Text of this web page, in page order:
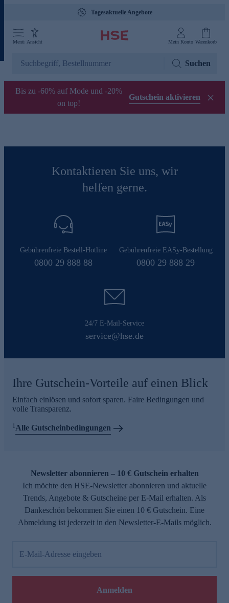
Tagesaktuelle Angebote
Menü Ansicht Mein Konto Warenkorb
Suchen
Bis zu -60% auf Mode und -20%
on top!
Gutschein aktivieren
Kontaktieren Sie uns, wir
helfen gerne.
Gebührenfreie Bestell-Hotline
0800 29 888 88
Gebührenfreie EASy-Bestellung
0800 29 888 29
24/7 E-Mail-Service
service@hse.de
Ihre Gutschein-Vorteile auf einen Blick
Einfach einlösen und sofort sparen. Faire Bedingungen und
volle Transparenz.
1Alle Gutscheinbedingungen
Newsletter abonnieren – 10 € Gutschein erhalten
Ich möchte den HSE-Newsletter abonnieren und aktuelle
Trends, Angebote & Gutscheine per E-Mail erhalten. Als
Dankeschön bekommen Sie einen 10 € Gutschein. Eine
Abmeldung ist jederzeit in den Newsletter-E-Mails möglich.
E-Mail-Adresse eingeben
Anmelden